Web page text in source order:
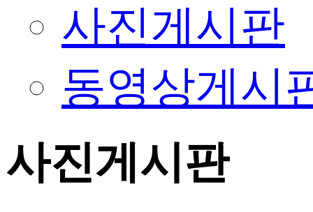
사진게시판
동영상게시
사진게시판